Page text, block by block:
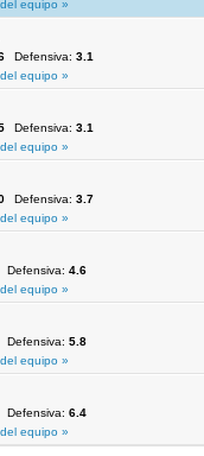
equipo »
Defensiva: 3.1
equipo »
Defensiva: 3.1
equipo »
Defensiva: 3.7
equipo »
Defensiva: 4.6
equipo »
Defensiva: 5.8
equipo »
Defensiva: 6.4
equipo »